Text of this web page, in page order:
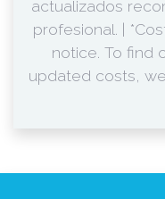
actualizados
profesional. |
notice. To find
updated costs,